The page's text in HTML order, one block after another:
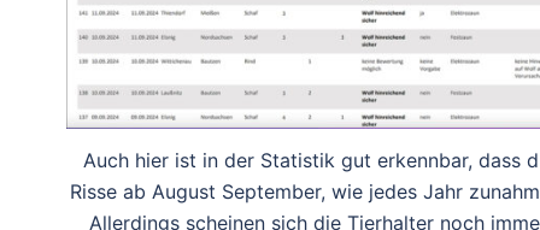
Auch hier ist in der Statistik gut erkennbar, dass
Risse ab August September, wie jedes Jahr
Allerdings scheinen sich die Tierhalter noch